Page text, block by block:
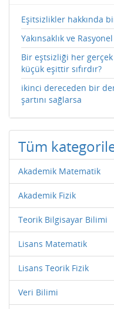
Eşitsizlikler hakkında
Yakınsaklık ve
Bir eştsizliği her gerçek
küçük eşittir sıfırdır?
ikinci dereceden bir
şartını sağlarsa
Tüm
Akademik Matematik
Akademik Fizik
Teorik Bilgisayar Bilimi
Lisans Matematik
Lisans Teorik Fizik
Veri Bilimi